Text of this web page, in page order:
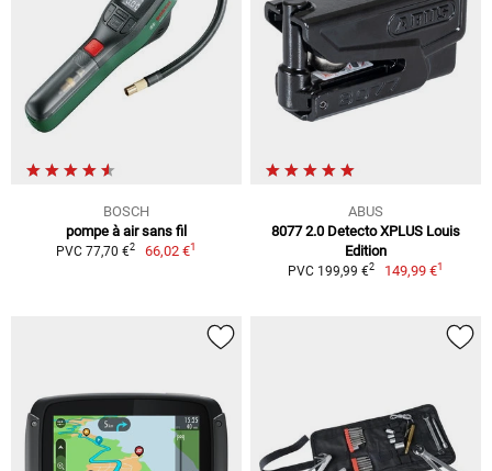
BOSCH
pompe à air sans fil
PVC 77,70 €2 66,02 €1
ABUS
8077 2.0 Detecto XPLUS Louis
Edition
PVC 199,99 €2 149,99 €1